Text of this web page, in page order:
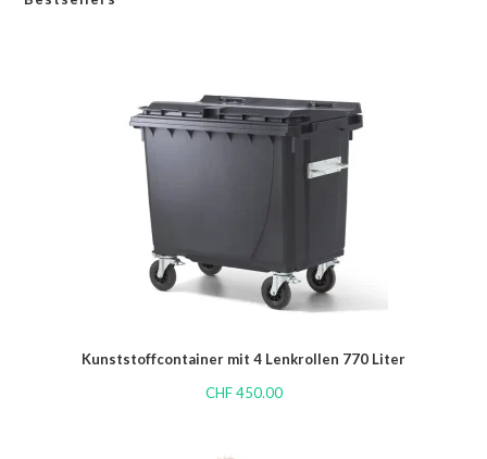
Kunststoffcontainer mit 4 Lenkrollen 770 Liter
CHF450.00